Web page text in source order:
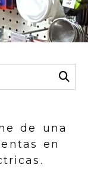
de una
en